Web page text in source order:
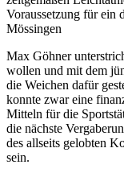
Voraussetzung für ein
Mössingen
Max Göhner
wollen und mit dem
die Weichen dafür
konnte zwar eine
Mitteln für die
die nächste
des allseits gelobten
sein.